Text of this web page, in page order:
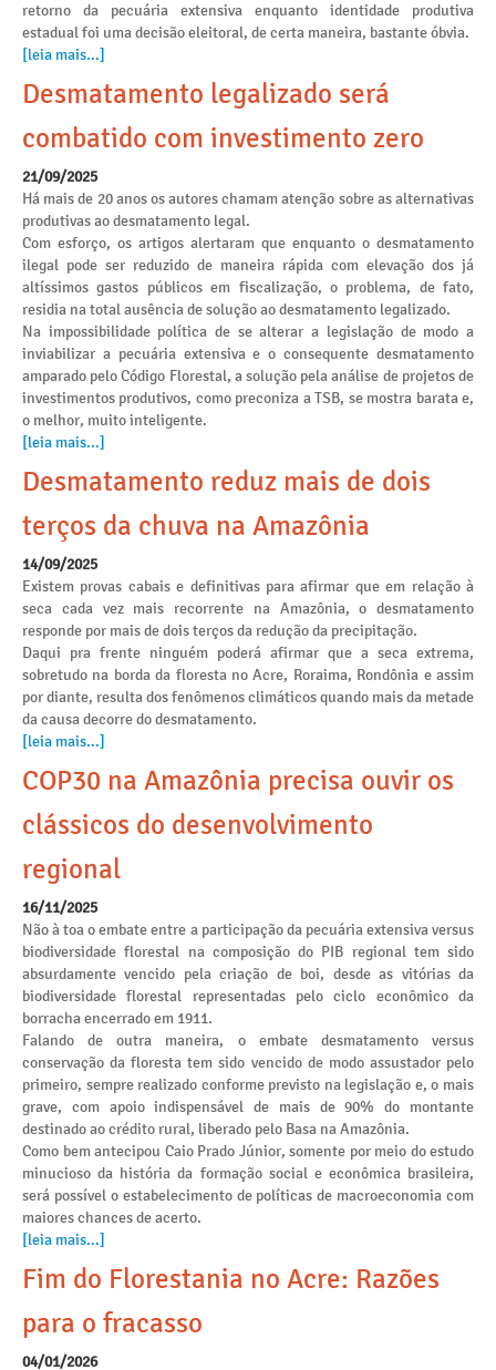
retorno da pecuária extensiva enquanto identidade produtiva
estadual foi uma decisão eleitoral, de certa maneira, bastante óbvia.
[leia mais...]
Desmatamento legalizado será
combatido com investimento zero
21/09/2025
Há mais de 20 anos os autores chamam atenção sobre as alternativas
produtivas ao desmatamento legal.
Com esforço, os artigos alertaram que enquanto o desmatamento
ilegal pode ser reduzido de maneira rápida com elevação dos já
altíssimos gastos públicos em fiscalização, o problema, de fato,
residia na total ausência de solução ao desmatamento legalizado.
Na impossibilidade política de se alterar a legislação de modo a
inviabilizar a pecuária extensiva e o consequente desmatamento
amparado pelo Código Florestal, a solução pela análise de projetos de
investimentos produtivos, como preconiza a TSB, se mostra barata e,
o melhor, muito inteligente.
[leia mais...]
Desmatamento reduz mais de dois
terços da chuva na Amazônia
14/09/2025
Existem provas cabais e definitivas para afirmar que em relação à
seca cada vez mais recorrente na Amazônia, o desmatamento
responde por mais de dois terços da redução da precipitação.
Daqui pra frente ninguém poderá afirmar que a seca extrema,
sobretudo na borda da floresta no Acre, Roraima, Rondônia e assim
por diante, resulta dos fenômenos climáticos quando mais da metade
da causa decorre do desmatamento.
[leia mais...]
COP30 na Amazônia precisa ouvir os
clássicos do desenvolvimento
regional
16/11/2025
Não à toa o embate entre a participação da pecuária extensiva versus
biodiversidade florestal na composição do PIB regional tem sido
absurdamente vencido pela criação de boi, desde as vitórias da
biodiversidade florestal representadas pelo ciclo econômico da
borracha encerrado em 1911.
Falando de outra maneira, o embate desmatamento versus
conservação da floresta tem sido vencido de modo assustador pelo
primeiro, sempre realizado conforme previsto na legislação e, o mais
grave, com apoio indispensável de mais de 90% do montante
destinado ao crédito rural, liberado pelo Basa na Amazônia.
Como bem antecipou Caio Prado Júnior, somente por meio do estudo
minucioso da história da formação social e econômica brasileira,
será possível o estabelecimento de políticas de macroeconomia com
maiores chances de acerto.
[leia mais...]
Fim do Florestania no Acre: Razões
para o fracasso
04/01/2026